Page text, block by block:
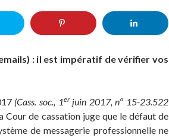
: il est impératif de vérifier vos
(Cass. soc., 1erjuin 2017, nº 15-23.522
Cour de cassation juge que le défaut de
de messagerie professionnelle ne